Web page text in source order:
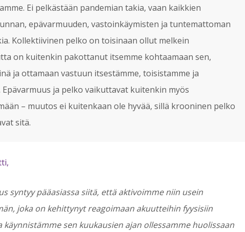
Ei pelkästään pandemian takia, vaan kaikkien
epävarmuuden, vastoinkäymisten ja tuntemattoman
Kollektiivinen pelko on toisinaan ollut melkein
on kuitenkin pakottanut itsemme kohtaamaan sen,
ja ottamaan vastuun itsestämme, toisistamme ja
Epävarmuus ja pelko vaikuttavat kuitenkin myös
– muutos ei kuitenkaan ole hyvää, sillä krooninen pelko
sitä.
syntyy pääasiassa siitä, että aktivoimme niin usein
joka on kehittynyt reagoimaan akuutteihin fyysisiin
sen kuukausien ajan ollessamme huolissaan